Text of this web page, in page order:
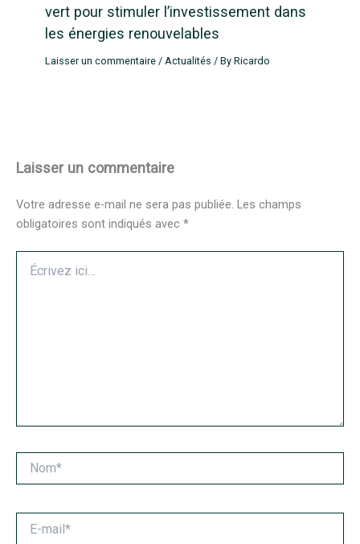
vert pour stimuler l’investissement dans
les énergies renouvelables
Laisser un commentaire /Actualités / ByRicardo
Laisser un commentaire
Votre adresse e-mail ne sera pas publiée. Les champs
obligatoires sont indiqués avec *
ici…
mail*